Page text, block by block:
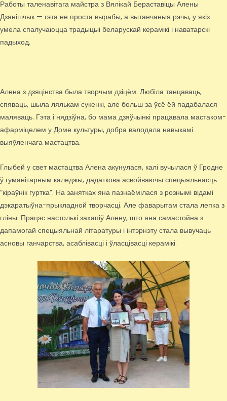
Работы таленавітага майстра з Вялікай Бераставіцы Алены
Дзянішчык — гэта не проста вырабы, а вытанчаныя рэчы, у якіх
умела спалучаюцца традыцыі беларускай керамікі і наватарскі
падыход.
Алена з дзяцінства была творчым дзіцём. Любіла танцаваць,
спяваць, шыла лялькам сукенкі, але больш за ўсё ёй падабалася
маляваць. Гэта і нядзіўна, бо мама дзяўчынкі працавала мастаком-
афарміцелем у Доме культуры, добра валодала навыкамі
выяўленчага мастацтва.
Глыбей у свет мастацтва Алена акунулася, калі вучылася ў Гродне
ў гуманітарным каледжы, дадаткова асвойваючы спецыяльнасць
“кіраўнік гуртка”. На занятках яна пазнаёмілася з рознымі відамі
дэкаратыўна-прыкладной творчасці. Але фаварытам стала лепка з
гліны. Працэс настолькі захапіў Алену, што яна самастойна з
дапамогай спецыяльнай літаратуры і інтэрнэту стала вывучаць
асновы ганчарства, асаблівасці і ўласцівасці керамікі.